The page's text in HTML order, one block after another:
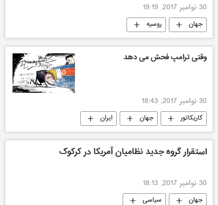
30 نوامبر 2017, 19:19
جهان روسیه
وقتی ترامپ فحش می دهد
30 نوامبر 2017, 18:43
کاریکاتور جهان
ایران
آمریکا
کره شمالی
استقرار گروه جدید نظامیان آمریکا در کرکوک
30 نوامبر 2017, 18:13
جهان سیاسی